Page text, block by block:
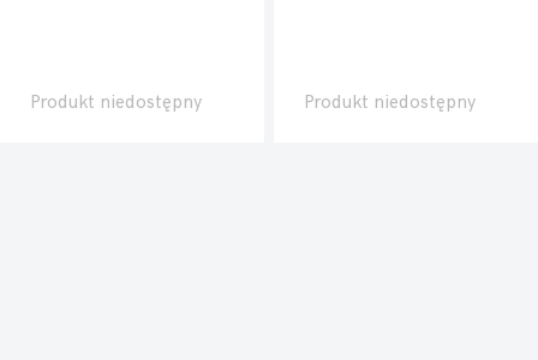
Produkt niedostępny Produkt niedostępny